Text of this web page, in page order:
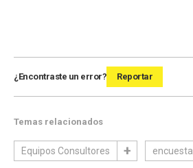
¿Encontraste un error? Reportar
Temas relacionados
Equipos Consultores encuesta